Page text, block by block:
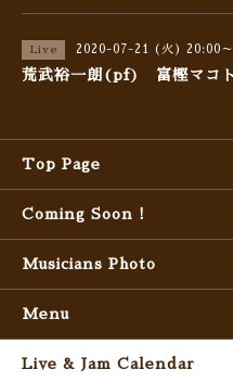
Live 2020-07-21 (火) 20:00～
荒武裕一朗(pf) 富樫マコ
Top Page
Coming Soon !
Musicians Photo
Menu
Live & Jam Calendar